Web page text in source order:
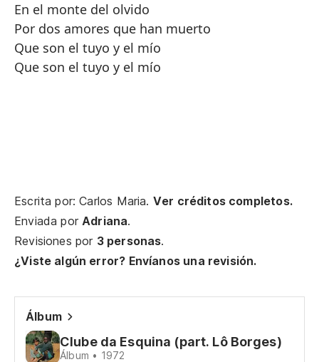
En el monte del olvido
Por dos amores que han muerto
Que son el tuyo y el mío
Que son el tuyo y el mío
Escrita por: Carlos Maria. Ver créditos completos.
Enviada porAdriana.
Revisiones por 3 personas.
¿Viste algún error? Envíanos una revisión.
Álbum
Clube da Esquina (part. Lô Borges)
Álbum • 1972